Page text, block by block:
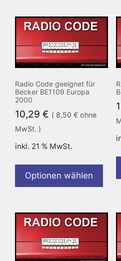
Radio Code geeignet für
Becker BE1109 Europa
2000
10,29 € ( 8,50 € ohne
MwSt. )
inkl. 21 % MwSt.
Optionen wählen